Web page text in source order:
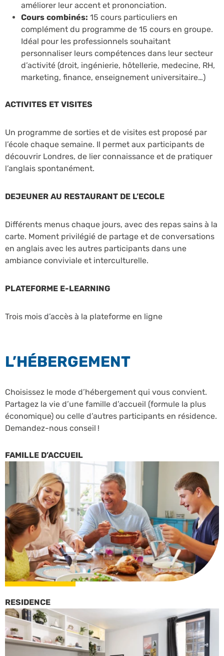
améliorer leur accent et prononciation.
Cours combinés: 15 cours particuliers en
complément du programme de 15 cours en groupe.
Idéal pour les professionnels souhaitant
personnaliser leurs compétences dans leur secteur
d’activité (droit, ingénierie, hôtellerie, medecine, RH,
marketing, finance, enseignement universitaire…)
ACTIVITES ET VISITES
Un programme de sorties et de visites est proposé par
l’école chaque semaine. Il permet aux participants de
découvrir Londres, de lier connaissance et de pratiquer
l’anglais spontanément.
DEJEUNER AU RESTAURANT DE L’ECOLE
Différents menus chaque jours, avec des repas sains à la
carte. Moment privilégié de partage et de conversations
en anglais avec les autres participants dans une
ambiance conviviale et interculturelle.
PLATEFORME E-LEARNING
Trois mois d’accès à la plateforme en ligne
L’HÉBERGEMENT
Choisissez le mode d’hébergement qui vous convient.
Partagez la vie d’une famille d’accueil (formule la plus
économique) ou celle d’autres participants en résidence.
Demandez-nous conseil !
FAMILLE D’ACCUEIL
RESIDENCE